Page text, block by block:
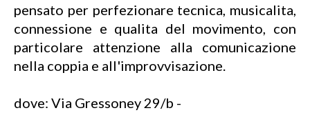
pensato per perfezionare tecnica, musicalita,
connessione e qualita del movimento, con
particolare attenzione alla comunicazione
nella coppia e all'improvvisazione.
dove: Via Gressoney 29/b -